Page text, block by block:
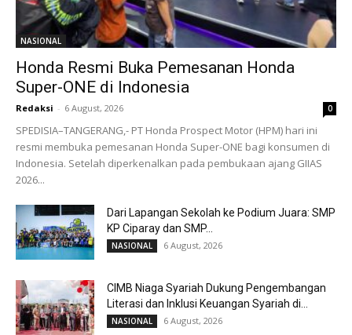
NASIONAL
Honda Resmi Buka Pemesanan Honda
Super-ONE di Indonesia
Redaksi - 6 August, 2026 0
SPEDISIA–TANGERANG,- PT Honda Prospect Motor (HPM) hari ini
resmi membuka pemesanan Honda Super-ONE bagi konsumen di
Indonesia. Setelah diperkenalkan pada pembukaan ajang GIIAS
2026...
Dari Lapangan Sekolah ke Podium Juara: SMP
KP Ciparay dan SMP...
NASIONAL 6 August, 2026
CIMB Niaga Syariah Dukung Pengembangan
Literasi dan Inklusi Keuangan Syariah di...
NASIONAL 6 August, 2026